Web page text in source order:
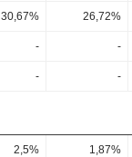
30,67% 26,72%
- -
- -
2,5% 1,87%